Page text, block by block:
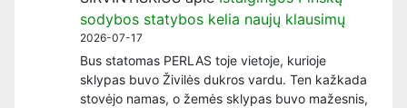
sodybos statybos kelia naujų klausimų
2026-07-17
Bus statomas PERLAS toje vietoje, kurioje
sklypas buvo Živilės dukros vardu. Ten kažkada
stovėjo namas, o žemės sklypas buvo mažesnis,